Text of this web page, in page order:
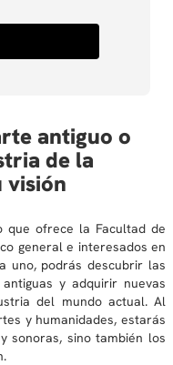
antiguo o
de la
visión
que ofrece la Facultad de
general e interesados en
uno, podrás descubrir las
y adquirir nuevas
del mundo actual. Al
y humanidades, estarás
sonoras, sino también los